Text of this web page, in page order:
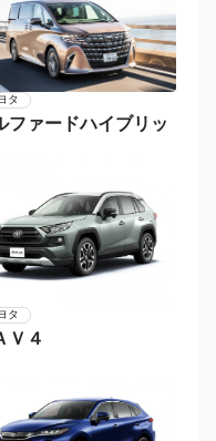
タ
ファードハイブリッ
タ
Ｖ４